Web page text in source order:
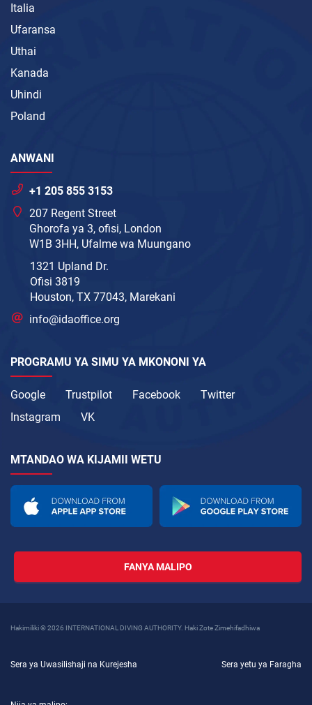
Italia
Ufaransa
Uthai
Kanada
Uhindi
Poland
ANWANI
+1 205 855 3153
207 Regent Street
Ghorofa ya 3, ofisi, London
W1B 3HH, Ufalme wa Muungano
1321 Upland Dr.
Ofisi 3819
Houston, TX 77043, Marekani
info@idaoffice.org
PROGRAMU YA SIMU YA MKONONI YA
Google Trustpilot Facebook
Twitter
Instagram
VK
MTANDAO WA KIJAMII WETU
FANYA MALIPO
Hakimiliki © 2026 INTERNATIONAL DIVING AUTHORITY. Haki Zote Zimehifadhiwa
Sera ya Uwasilishaji na Kurejesha Sera yetu ya Faragha